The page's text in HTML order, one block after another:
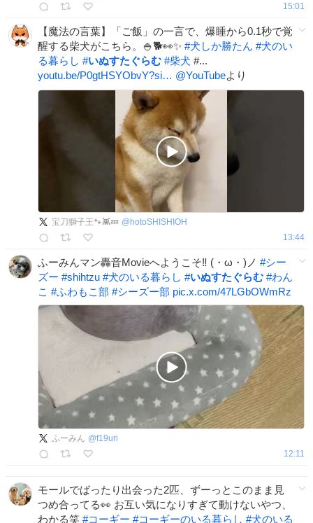
15:01
【魔法の言葉】「ご飯」の一言で、爆睡から0.1秒で覚
醒する柴犬がこちら。🍚🐕👀✨ #犬しか勝たん #犬のい
る暮らし #いぬすたぐらむ #柴犬 #...
youtu.be/P0gtHSYObvY?si… @YouTubeより
宝刀獅子王🐾👾💤 @ hotoSHISHIOH
13:44
ふーみんマン轟音Movieへようこそ‼️ (・ω・)ノ #シー
ズー #shihtzu #犬のいる暮らし #いぬすたぐらむ #わん
こ #ふわもこ部 #シーズー部 pic.x.com/47LGbOWmRz
ふーみん @f19uri
12:11
モールでばったり出会った2匹、ずーっとこのまま見
つめ合ってる👀 お互い気になりすぎて動けないやつ、
わかる笑 #コーギー #コーギーのいる暮らし #犬のいる